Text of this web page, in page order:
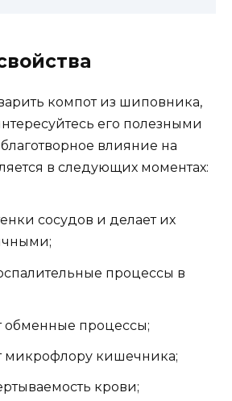
компот из шиповника,
его полезными
влияние на
в следующих моментах:
сосудов и делает их
процессы в
обменные процессы;
микрофлору кишечника;
крови;